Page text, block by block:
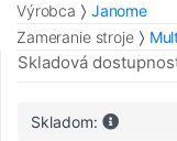
Výrobca
Janome
Zameranie stroje
Skladová
Skladom: